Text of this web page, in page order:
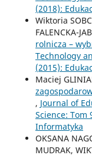
(2018):
Wiktoria
FALENCKA-
rolnicza –
Technology
(2015):
Maciej
, Journal of
Science: Tom
Informatyka
OKSANA
MUDRAK,